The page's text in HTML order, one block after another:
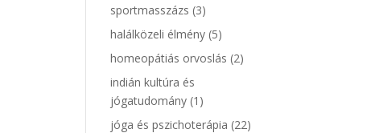
sportmasszázs (3)
halálközeli élmény (5)
homeopátiás orvoslás (2)
indián kultúra és
jógatudomány (1)
jóga és pszichoterápia (22)